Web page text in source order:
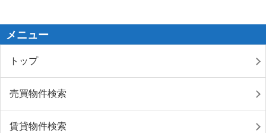
メニュー
トップ
売買物件検索
賃貸物件検索